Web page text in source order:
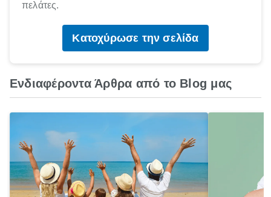
πελάτες.
Κατοχύρωσε την σελίδα
Ενδιαφέροντα Άρθρα από το Blog μας